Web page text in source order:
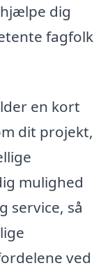
dig
fagfolk
en kort
dit projekt,
mulighed
service, så
ved